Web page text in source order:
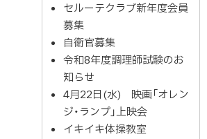
セルーテクラブ新年度会員
募集
自衛官募集
令和8年度調理師試験のお
知らせ
4月22日(水) 映画「オレン
ジ・ランプ」上映会
イキイキ体操教室